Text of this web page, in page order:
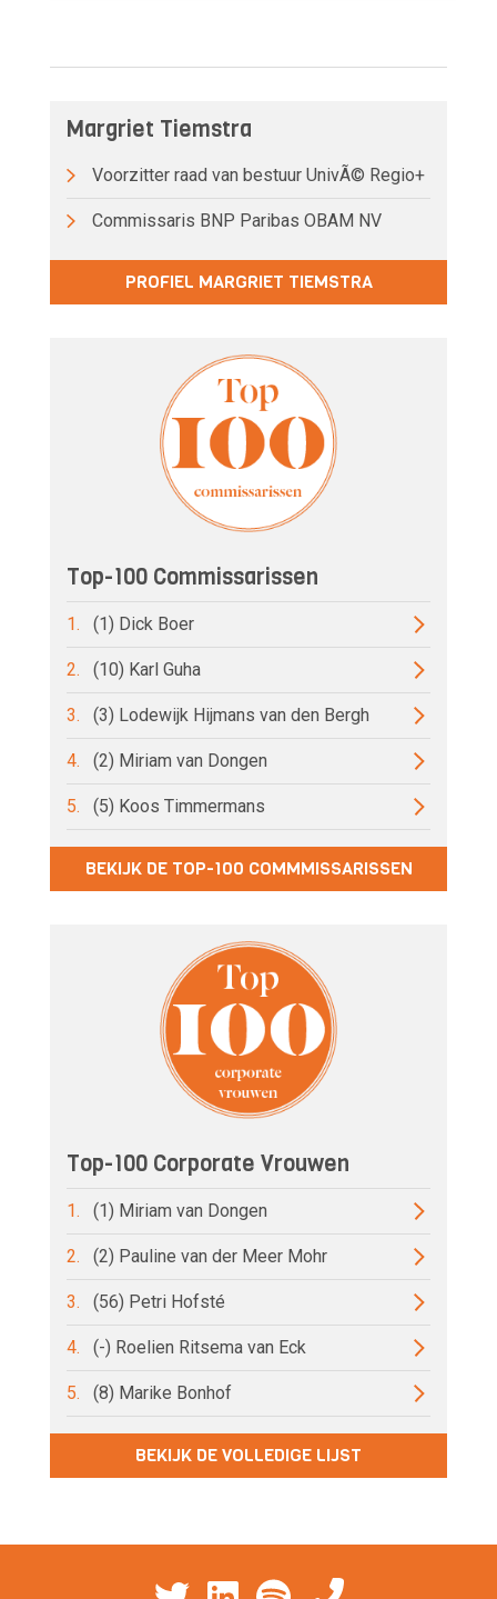
Margriet Tiemstra
Voorzitter raad van bestuur UnivÃ© Regio+
Commissaris BNP Paribas OBAM NV
PROFIEL MARGRIET TIEMSTRA
Top-100 Commissarissen
1. (1) Dick Boer
2. (10) Karl Guha
3. (3) Lodewijk Hijmans van den Bergh
4. (2) Miriam van Dongen
5. (5) Koos Timmermans
BEKIJK DE TOP-100 COMMMISSARISSEN
Top-100 Corporate Vrouwen
1. (1) Miriam van Dongen
2. (2) Pauline van der Meer Mohr
3. (56) Petri Hofsté
4. (-) Roelien Ritsema van Eck
5. (8) Marike Bonhof
BEKIJK DE VOLLEDIGE LIJST